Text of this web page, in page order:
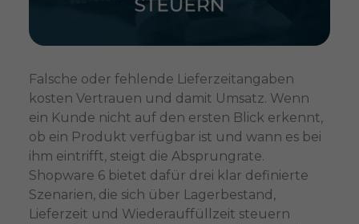
Falsche oder fehlende Lieferzeitangaben
kosten Vertrauen und damit Umsatz. Wenn
ein Kunde nicht auf den ersten Blick erkennt,
ob ein Produkt verfügbar ist und wann es bei
ihm eintrifft, steigt die Absprungrate.
Shopware 6 bietet dafür drei klar definierte
Szenarien, die sich über Lagerbestand,
Lieferzeit und Wiederauffüllzeit steuern